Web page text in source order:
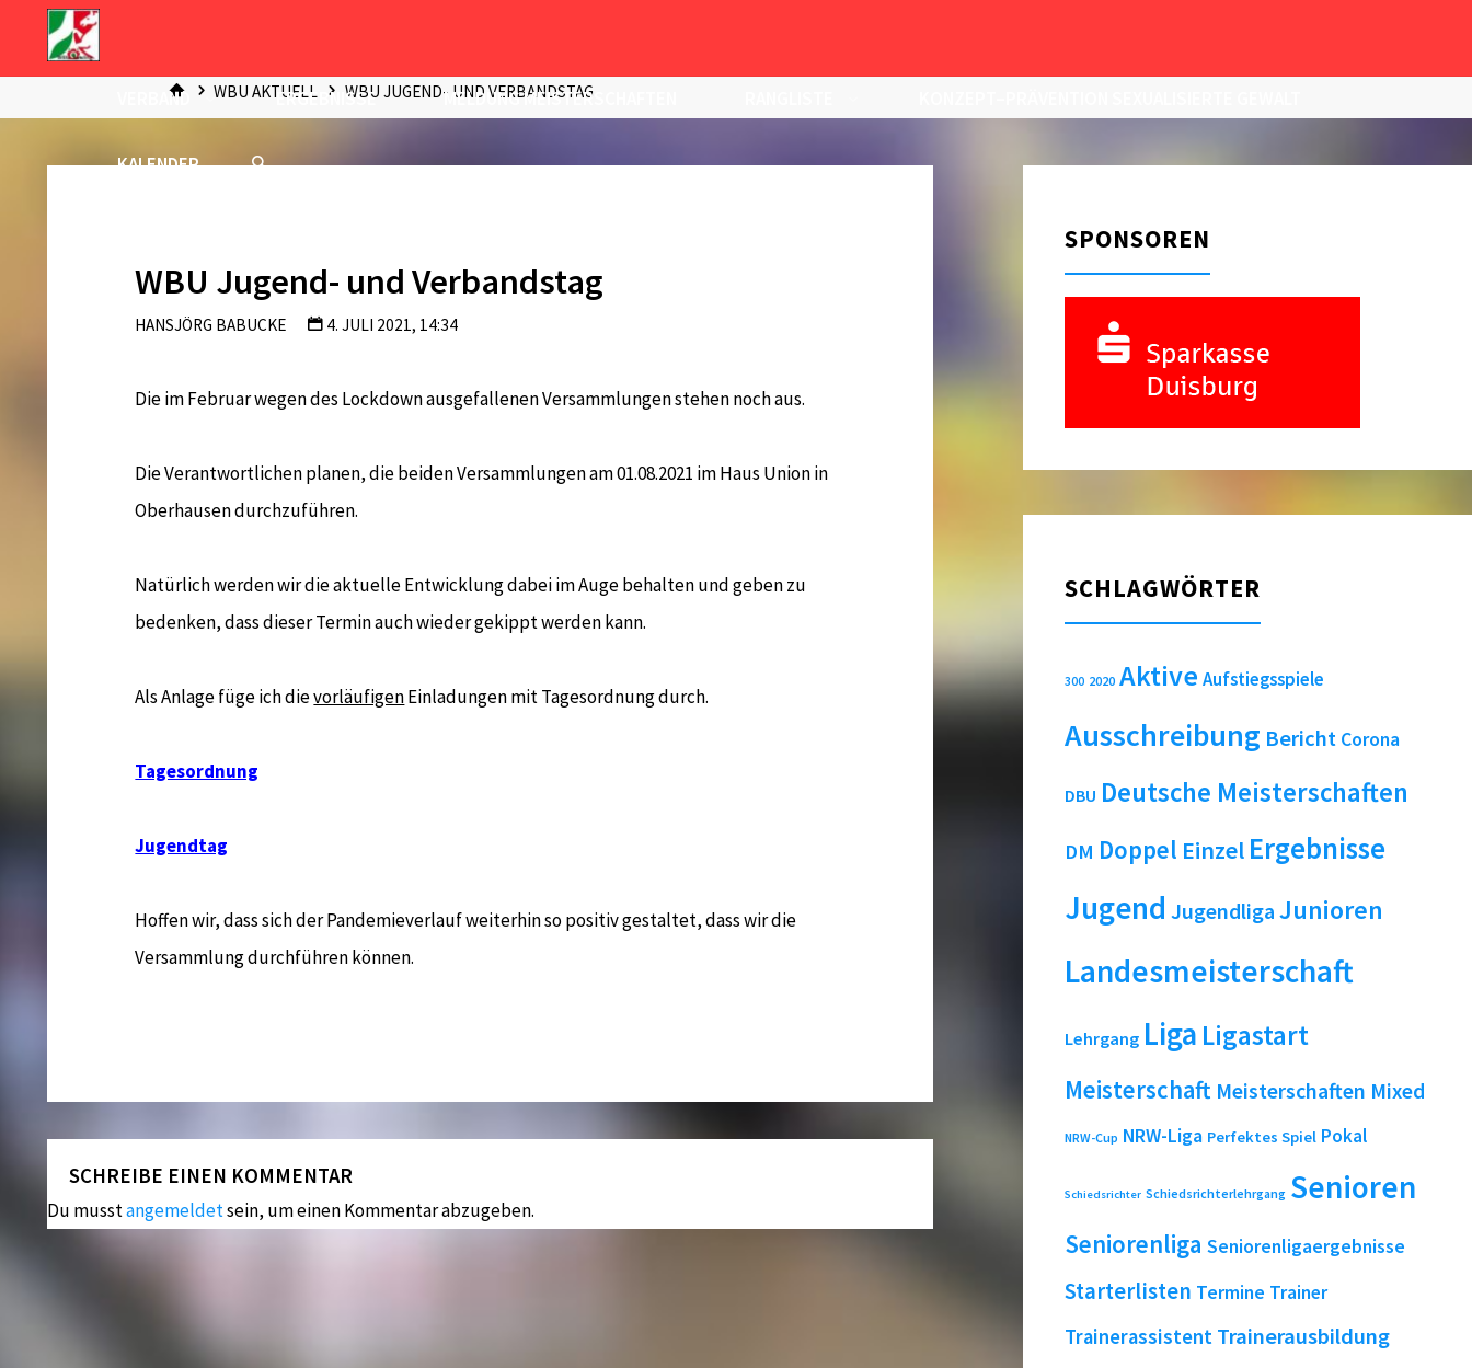
VERBAND ERGEBNISSE MELDUNG MEISTERSCHAFTEN
KALENDER
START
WBU AKTUELL WBU JUGEND- UND VERBANDSTAG
WBU Jugend- und Verbandstag
HANSJÖRG BABUCKE 4. JULI 2021, 14:34
Die im Februar wegen des Lockdown ausgefallenen Versammlungen stehen noch aus.
Die Verantwortlichen planen, die beiden Versammlungen am 01.08.2021 im Haus Union in
Oberhausen durchzuführen.
Natürlich werden wir die aktuelle Entwicklung dabei im Auge behalten und geben zu
bedenken, dass dieser Termin auch wieder gekippt werden kann.
Als Anlage füge ich dievorläufigenEinladungen mit Tagesordnung durch.
Tagesordnung
Jugendtag
Hoffen wir, dass sich der Pandemieverlauf weiterhin so positiv gestaltet, dass wir die
Versammlung durchführen können.
SCHREIBE EINEN KOMMENTAR
Du musstangemeldetsein, um einen Kommentar abzugeben.
SPONSOREN
SCHLAGWÖRTER
300 2020 Aktive Aufstiegsspiele
Ausschreibung Bericht Corona
DBU Deutsche Meisterschaften
DM Doppel Einzel Ergebnisse
Jugend Jugendliga Junioren
Landesmeisterschaft
Lehrgang Liga Ligastart
Meisterschaft Meisterschaften Mixed
NRW-Cup NRW-Liga Perfektes Spiel Pokal
Schiedsrichter Schiedsrichterlehrgang Senioren
Seniorenliga Seniorenligaergebnisse
Starterlisten Termine Trainer
Trainerassistent Trainerausbildung